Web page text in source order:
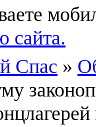
сайта.
Спас »